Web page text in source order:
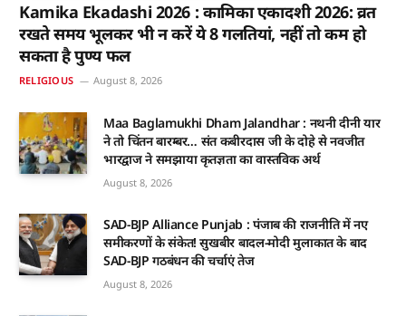
Kamika Ekadashi 2026 : कामिका एकादशी 2026: व्रत
रखते समय भूलकर भी न करें ये 8 गलतियां, नहीं तो कम हो
सकता है पुण्य फल
RELIGIOUS August 8, 2026
Maa Baglamukhi Dham Jalandhar : नथनी दीनी यार
ने तो चिंतन बारम्बर… संत कबीरदास जी के दोहे से नवजीत
भारद्वाज ने समझाया कृतज्ञता का वास्तविक अर्थ
August 8, 2026
SAD-BJP Alliance Punjab : पंजाब की राजनीति में नए
समीकरणों के संकेत! सुखबीर बादल-मोदी मुलाकात के बाद
SAD-BJP गठबंधन की चर्चाएं तेज
August 8, 2026